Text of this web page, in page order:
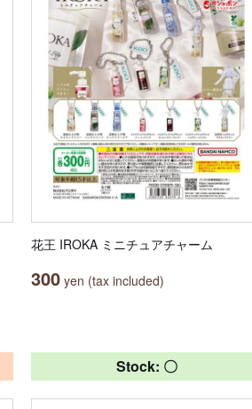
花王 IROKA ミニチュアチャーム
300 yen (tax included)
Stock: 〇